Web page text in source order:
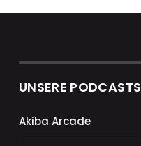
UNSERE PODCASTS
Akiba Arcade